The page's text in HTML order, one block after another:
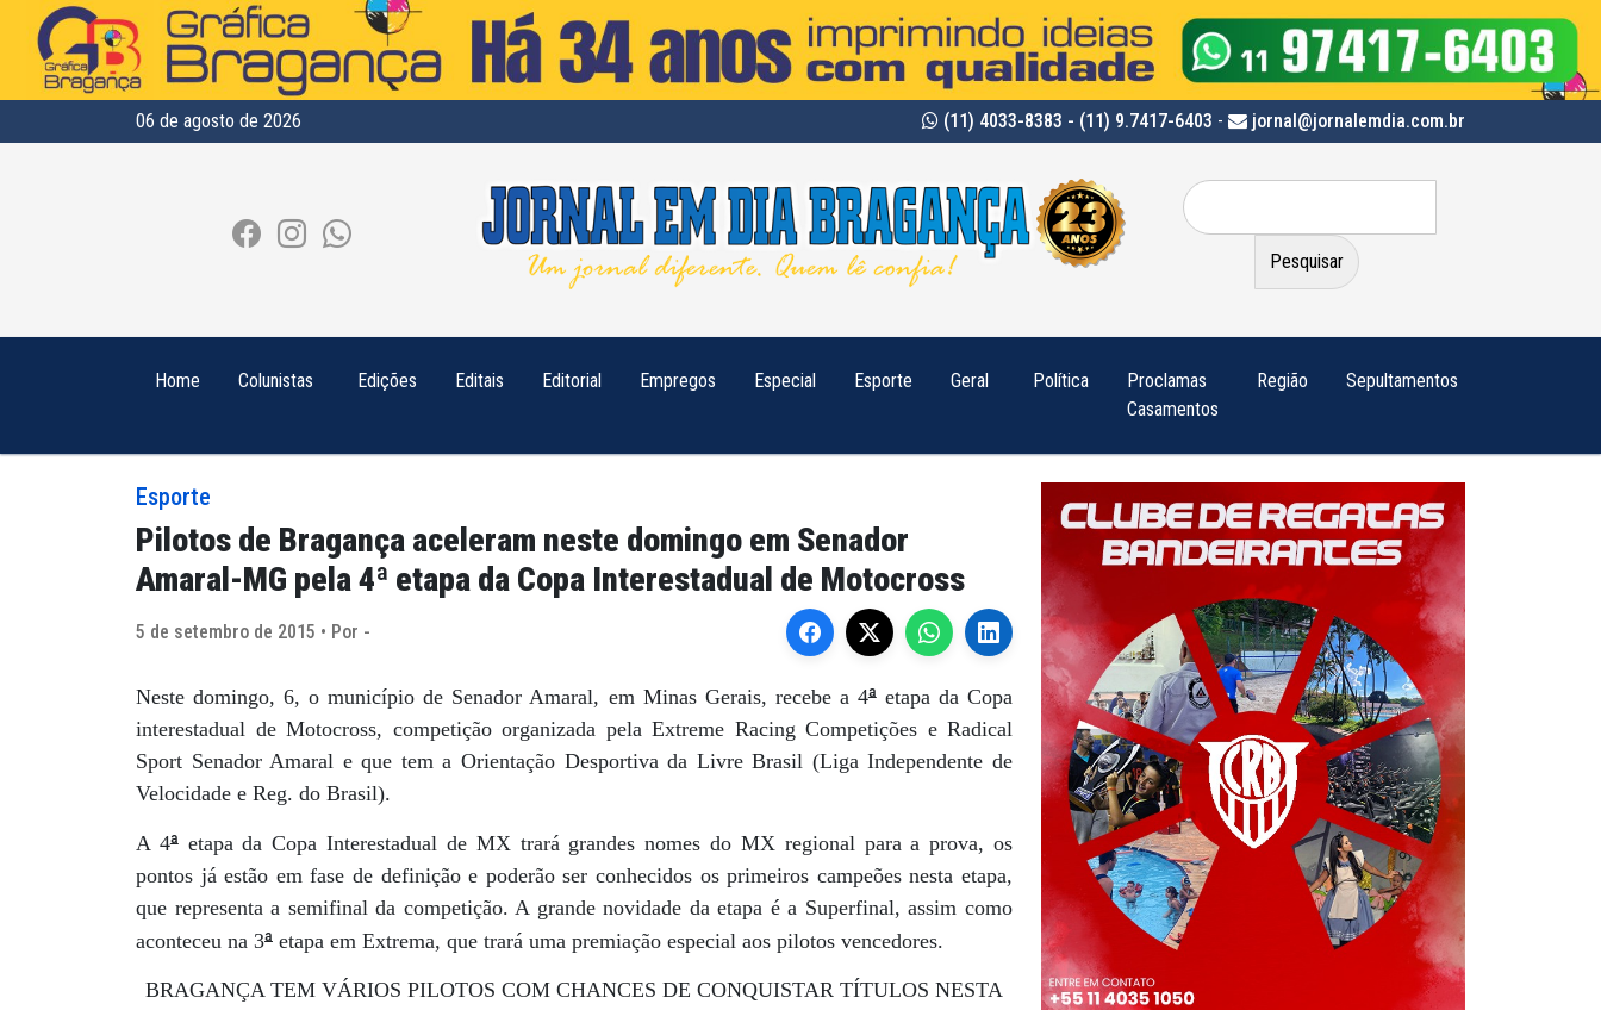
06 de agosto de 2026 (11) 4033-8383 - (11) 9.7417-6403 - jornal@jornalemdia.com.br
Pesquisar
por:
Home Colunistas Edições Editais Editorial Empregos Especial Esporte Geral Política
Proclamas
Casamentos
Região Sepultamentos
Esporte
Pilotos de Bragança aceleram neste domingo em Senador
Amaral-MG pela 4ª etapa da Copa Interestadual de Motocross
5 de setembro de 2015 • Por -
Neste domingo, 6, o município de Senador Amaral, em Minas Gerais, recebe a 4ªetapa da Copa
interestadual de Motocross, competição organizada pela Extreme Racing Competições e Radical
Sport Senador Amaral e que tem a Orientação Desportiva da Livre Brasil (Liga Independente de
Velocidade e Reg. do Brasil).
A 4ªetapa da Copa Interestadual de MX trará grandes nomes do MX regional para a prova, os
pontos já estão em fase de definição e poderão ser conhecidos os primeiros campeões nesta etapa,
que representa a semifinal da competição. A grande novidade da etapa é a Superfinal, assim como
aconteceu na 3ª etapa em Extrema, que trará uma premiação especial aos pilotos vencedores.
BRAGANÇA TEM VÁRIOS PILOTOS COM CHANCES DE CONQUISTAR TÍTULOS NESTA